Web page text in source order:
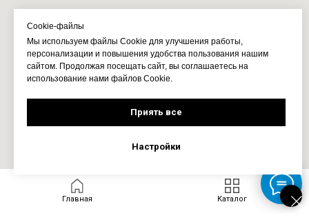
Cookie-файлы
Мы используем файлы Cookie для улучшения работы,
персонализации и повышения удобства пользования нашим
сайтом. Продолжая посещать сайт, вы соглашаетесь на
использование нами файлов Cookie.
Приять все
Настройки
Главная Каталог